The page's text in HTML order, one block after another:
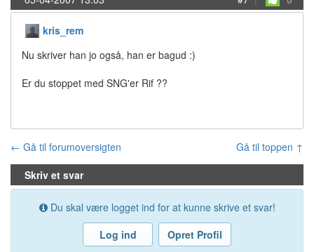
kris_rem
Nu skriver han jo også, han er bagud :)
Er du stoppet med SNG'er Rif ??
← Gå til forumoversigten
Gå til toppen ↑
Skriv et svar
Du skal være logget ind for at kunne skrive et svar!
Log ind
Opret Profil